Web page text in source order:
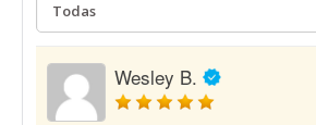
Wesley B.